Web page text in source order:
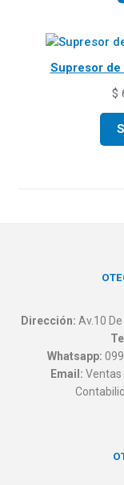
Supresor de
$
Dirección: Av.10
Whatsapp:
Email: Ventas